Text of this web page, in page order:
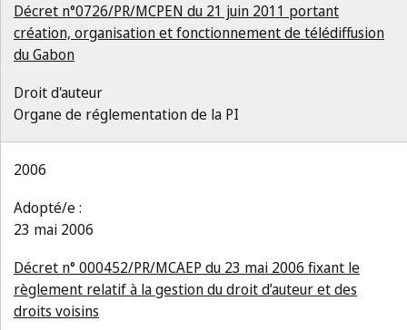
Décret n°0726/PR/MCPEN du 21 juin 2011 portant
création, organisation et fonctionnement de télédiffusion
du Gabon
Droit d'auteur
Organe de réglementation de la PI
2006
Adopté/e :
23 mai 2006
Décret n° 000452/PR/MCAEP du 23 mai 2006 fixant le
règlement relatif à la gestion du droit d’auteur et des
droits voisins